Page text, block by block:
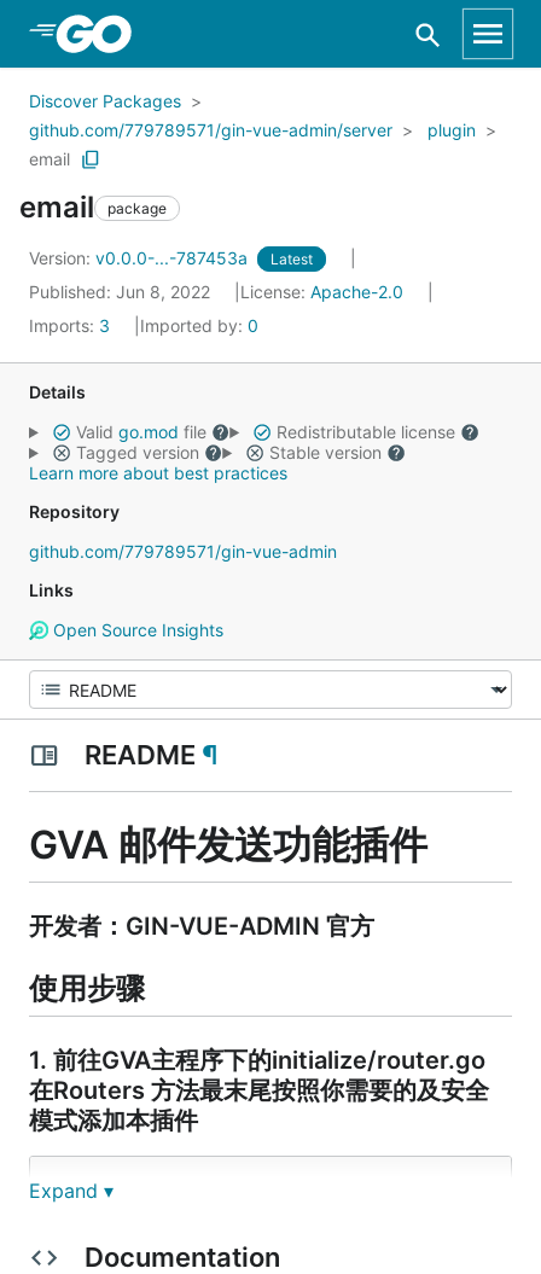
Skip to Main Content
Discover Packages
github.com/779789571/gin-vue-admin/server
plugin
email
email package
Version: v0.0.0-...-787453a Latest
Published: Jun 8, 2022 License: Apache-2.0
Imports: 3 Imported by: 0
Details
Valid go.mod file
Redistributable license
Tagged version
Stable version
Learn more about best practices
Repository
github.com/779789571/gin-vue-admin
Links
Open Source Insights
README ¶
GVA 邮件发送功能插件
开发者：GIN-VUE-ADMIN 官方
使用步骤
1. 前往GVA主程序下的initialize/router.go
在Routers 方法最末尾按照你需要的及安全
模式添加本插件
例：
	global.GVA_CONFIG.Email.To,
Expand ▾
Documentation